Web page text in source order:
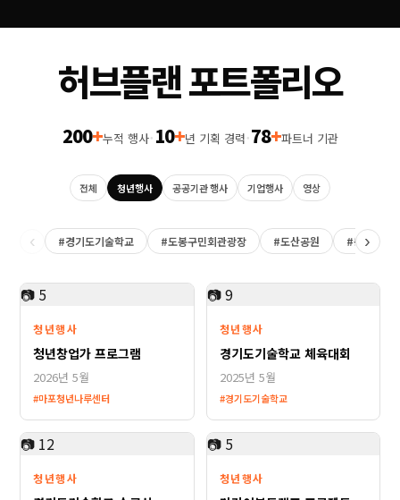
허브플랜 포트폴리오
200+누적 행사·10+년 기획 경력·78+파트너 기관
전체 청년행사 공공기관 행사 기업행사 영상
‹ #경기도기술학교 #도봉구민회관광장 #도산공원 #동대문
›
구글 계정 연결이 필요합니다 구글 로그인
📷 5
청년행사
청년창업가 프로그램
2026년 5월
#마포청년나루센터
📷 9
청년행사
경기도기술학교 체육대회
2025년 5월
#경기도기술학교
📷 12
청년행사
📷 5
청년행사